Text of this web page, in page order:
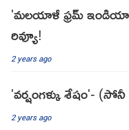
'మలయాళీ ఫ్రమ్
రివ్యూ!
2 years ago
'వర్షంగళ్కు శేషం'-
2 years ago